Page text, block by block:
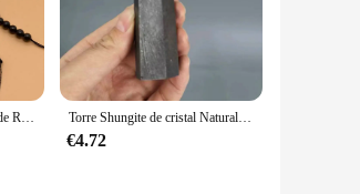
Cuentas redondas Shungite de Rusia negra para hombres y mujeres, piedras preciosas de energía Schungite para limpieza, pulsera de joyería DIY, regalo de Chakra, 4-12mm Torre Shungite de cristal Natural para curación, varita de punto de piedras de Reiki de cuarzo, energía de la bruja de meditación Fengshui, 1 piezas
€4.72